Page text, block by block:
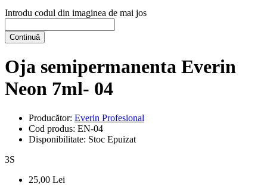
Introdu codul din imaginea de mai jos
Continuă
Oja semipermanenta Everin
Neon 7ml- 04
Producător: Everin Profesional
Cod produs: EN-04
Disponibilitate: Stoc Epuizat
3S
25,00 Lei